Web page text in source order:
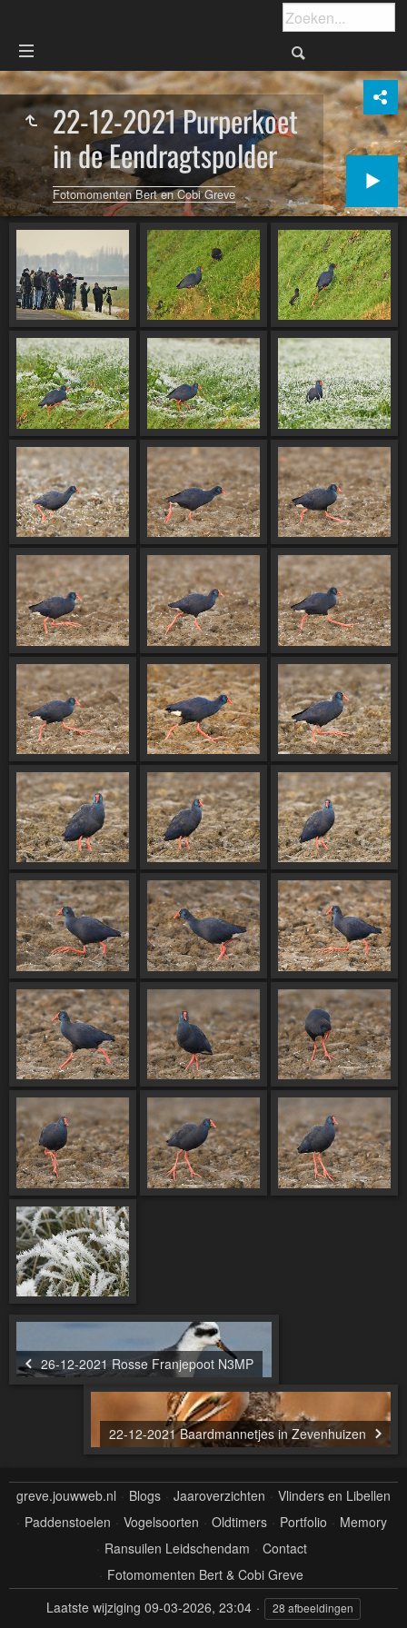
22-12-2021 Purperkoet
in de Eendragtspolder
Fotomomenten Bert en Cobi Greve
26-12-2021 Rosse Franjepoot N3MP
22-12-2021 Baardmannetjes in Zevenhuizen
greve.jouwweb.nl Blogs Jaaroverzichten
Vlinders en Libellen
Paddenstoelen
Vogelsoorten Oldtimers Portfolio
Memory
Ransuilen Leidschendam
Contact
Fotomomenten Bert & Cobi Greve
Laatste wijziging 09-03-2026, 23:04 28 afbeeldingen